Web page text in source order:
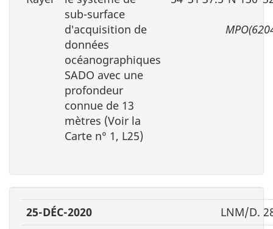
sub-surface
d′acquisition de
données
océanographiques
SADO avec une
profondeur
connue de 13
mètres (Voir la
Carte n° 1, L25)
25-DÉC-2020
LNM/D.